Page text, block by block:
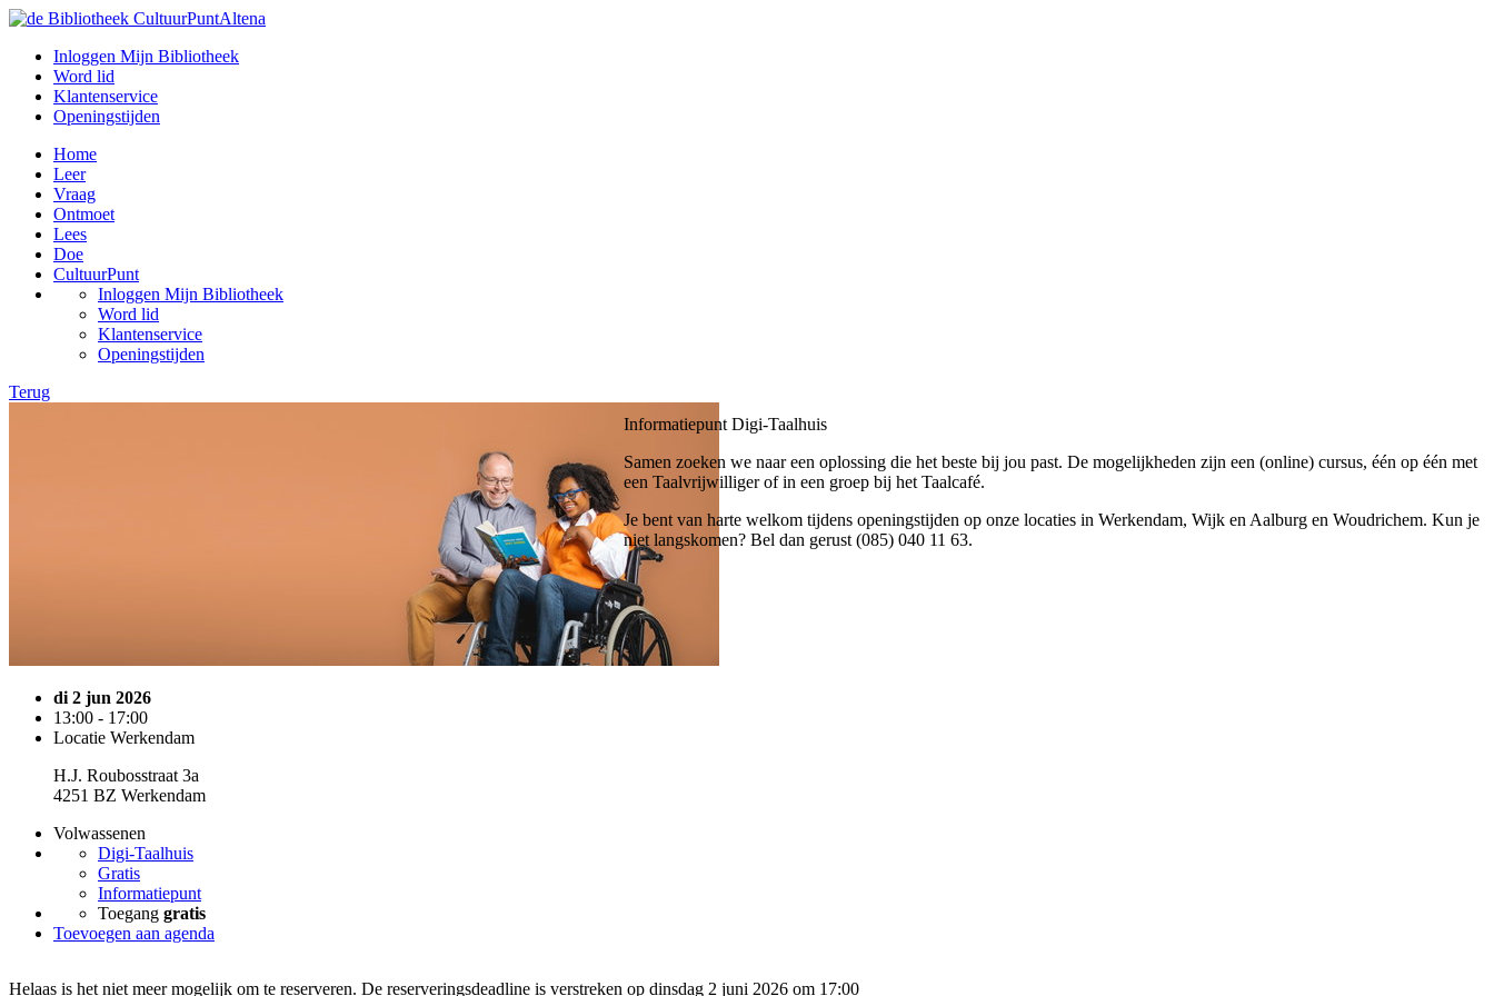
Inloggen Mijn Bibliotheek
Word lid
Klantenservice
Openingstijden
Home
Leer
Vraag
Ontmoet
Lees
Doe
CultuurPunt
Inloggen Mijn Bibliotheek
Word lid
Klantenservice
Openingstijden
Terug
di 2 jun 2026
13:00 - 17:00
Locatie Werkendam
H.J. Roubosstraat 3a
4251 BZ Werkendam
Volwassenen
Digi-Taalhuis
Gratis
Informatiepunt
Toegang gratis
Toevoegen aan agenda
Informatiepunt Digi-Taalhuis
Samen zoeken we naar een oplossing die het beste bij jou past. De mogelijkheden zijn een (online) cursus, één op één met
een Taalvrijwilliger of in een groep bij het Taalcafé.
Je bent van harte welkom tijdens openingstijden op onze locaties in Werkendam, Wijk en Aalburg en Woudrichem. Kun je
niet langskomen? Bel dan gerust (085) 040 11 63.
Helaas is het niet meer mogelijk om te reserveren. De reserveringsdeadline is verstreken op dinsdag 2 juni 2026 om 17:00